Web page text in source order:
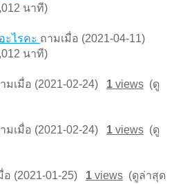
นาที)
ะไรคะ ถามเมื่อ (2021-04-11)
นาที)
มเมื่อ (2021-02-24) 1views(ดู
มเมื่อ (2021-02-24) 1views(ดู
อ (2021-01-25) 1views(ดูล่าสุด